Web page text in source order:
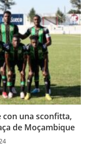
con una sconfitta,
de Moçambique